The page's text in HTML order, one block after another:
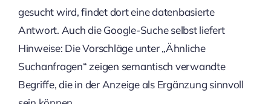
gesucht wird, findet dort eine datenbasierte
Antwort. Auch die Google-Suche selbst liefert
Hinweise: Die Vorschläge unter „Ähnliche
Suchanfragen“ zeigen semantisch verwandte
Begriffe, die in der Anzeige als Ergänzung sinnvoll